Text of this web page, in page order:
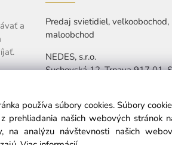
a
Predaj svietidiel, veľkoobochod,
maloobchod
NEDES, s.r.o.
Suchovská 12, Trnava 917 01,
Pon-Pia: 7:30-15:30
info@nedes.sk
používa súbory cookies. Súbory
prehliadania našich webových stránok
na analýzu návštevnosti našich